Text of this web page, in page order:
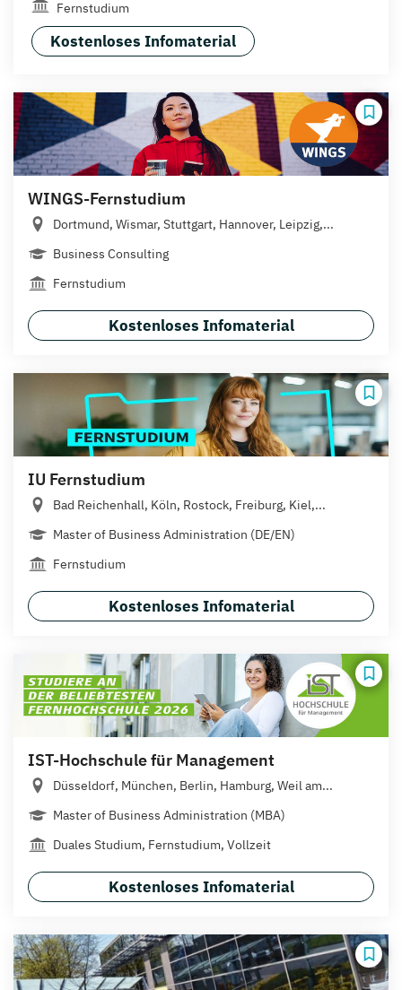
Fernstudium
Kostenloses Infomaterial
WINGS-Fernstudium
Dortmund, Wismar, Stuttgart, Hannover, Leipzig,...
Business Consulting
Fernstudium
Kostenloses Infomaterial
IU Fernstudium
Bad Reichenhall, Köln, Rostock, Freiburg, Kiel,...
Master of Business Administration (DE/EN)
Fernstudium
Kostenloses Infomaterial
IST-Hochschule für Management
Düsseldorf, München, Berlin, Hamburg, Weil am...
Master of Business Administration (MBA)
Duales Studium, Fernstudium, Vollzeit
Kostenloses Infomaterial